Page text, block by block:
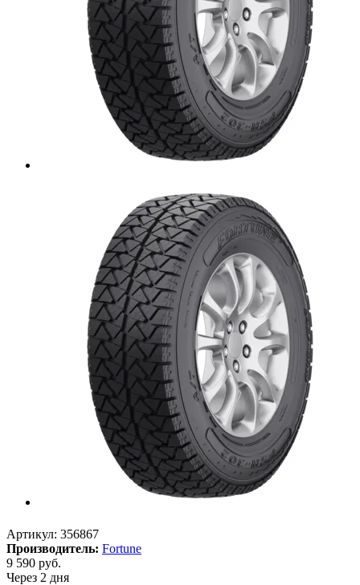
Артикул: 356867
Производитель: Fortune
9 590 руб.
Через 2 дня